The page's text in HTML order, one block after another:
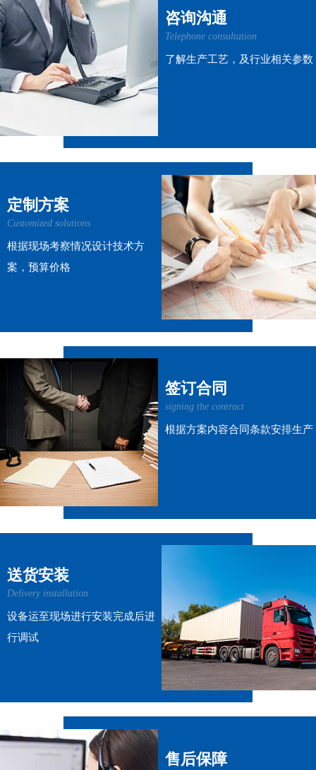
咨询沟通
Telephone consultation
了解生产工艺，及行业相关参数
定制方案
Customized solutions
根据现场考察情况设计技术方
案，预算价格
签订合同
signing the contract
根据方案内容合同条款安排生产
送货安装
Delivery installation
设备运至现场进行安装完成后进
行调试
售后保障